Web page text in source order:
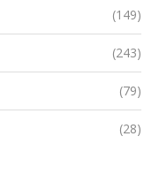
(149)
(243)
(79)
(28)